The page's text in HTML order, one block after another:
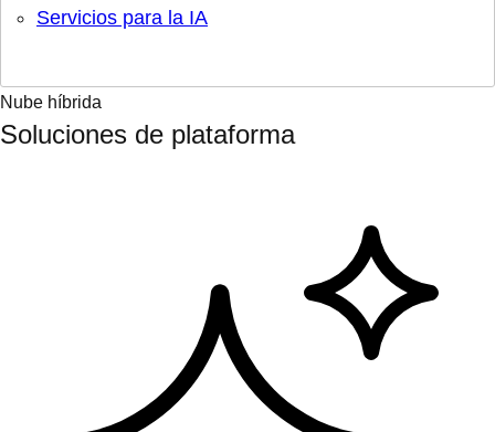
Servicios para la IA
Nube híbrida
Soluciones de plataforma